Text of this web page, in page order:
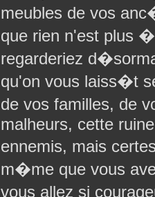
meubles de vos
que rien n'est plus
regarderiez
qu'on vous laiss�t
de vos familles, de
malheurs, cette
ennemis, mais
m�me que vous
vous allez si